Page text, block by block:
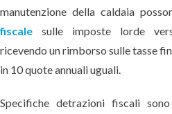
manutenzione della caldaia
fiscalesulle imposte lorde
ricevendo un rimborso sulle tasse
in 10 quote annuali uguali.
Specifiche detrazioni fiscali